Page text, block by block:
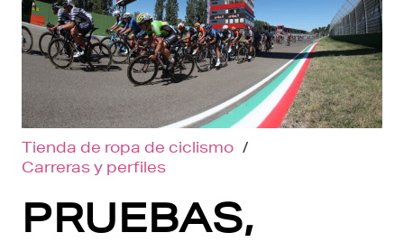
Tienda de ropa de ciclismo /
Carreras y perfiles
PRUEBAS,